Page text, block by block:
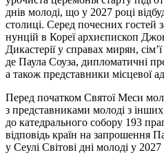
днів молоді, що у 2027 році
столиці. Серед почесних гостей
нунцій в Кореї архиєпископ
Дикастерії у справах мирян,
де Паула Соуза, дипломатичні
а також представники місцевої
Перед початком Святої Меси
з представниками молоді з інших
до катедрального собору 193
відповідь країн на запрошення
у Сеулі Світові дні молоді у 2027